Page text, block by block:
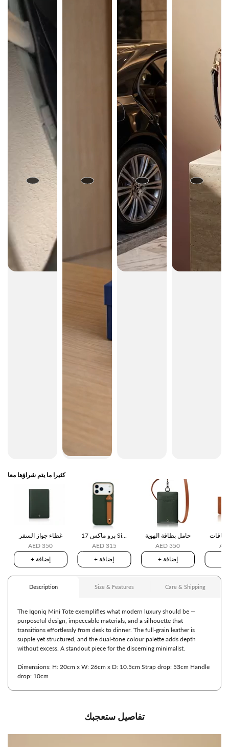
كثيرا ما يتم شراؤها معا
غطاء جواز السفر
AED 350
+ إضافة
17 برو ماكس Si...
AED 315
+ إضافة
حامل بطاقة الهوية
AED 350
+ إضافة
تفاصيل ستعجبك